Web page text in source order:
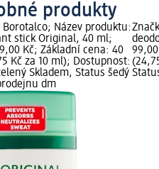
produkty
Borotalco; Název produktu:
stick Original, 40 ml;
Kč; Základní cena: 40
Kč za 10 ml); Dostupnost:
Skladem, Status šedý
dm